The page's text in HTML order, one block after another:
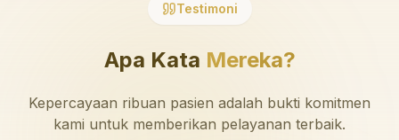
Testimoni
Apa Kata Mereka?
Kepercayaan ribuan pasien adalah bukti komitmen
kami untuk memberikan pelayanan terbaik.